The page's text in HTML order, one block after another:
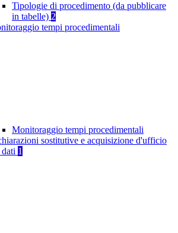
Tipologie di procedimento (da pubblicare
in tabelle) 2
tempi procedimentali
Monitoraggio tempi procedimentali
sostitutive e acquisizione d'ufficio
1